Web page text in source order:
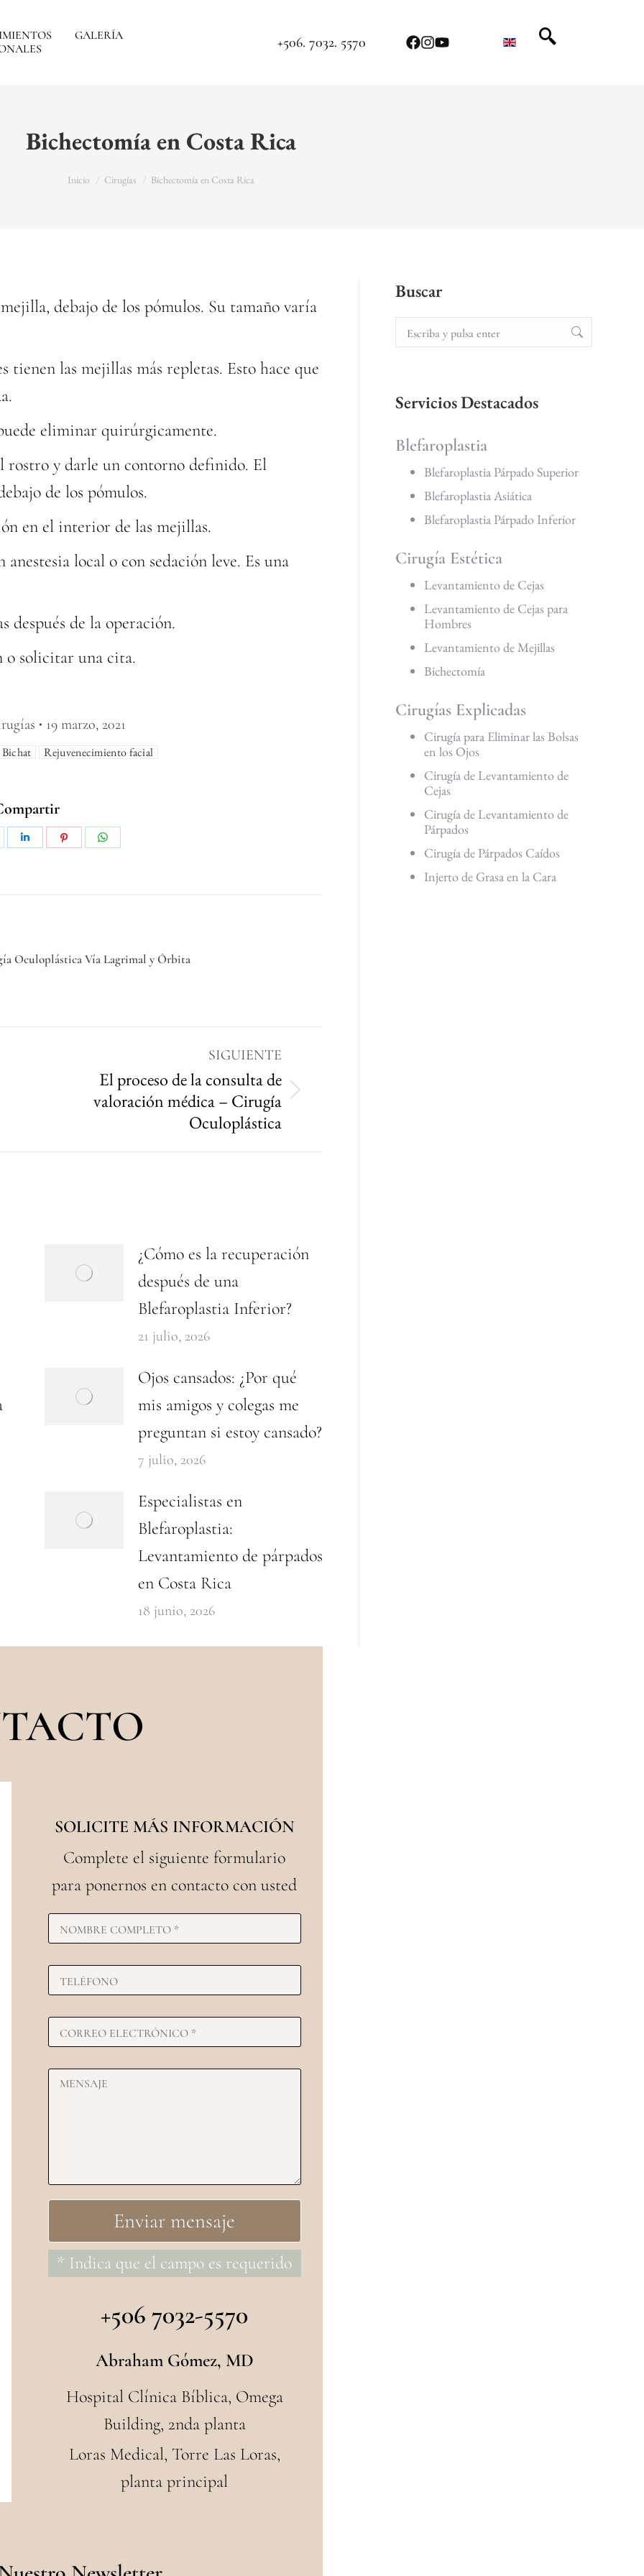
GALERÍA +506. 7032. 5570
Bichectomía en Costa Rica
You are here:
Inicio Cirugías Bichectomía en Costa Rica
debajo de los pómulos. Su tamaño varía
tienen las mejillas más repletas. Esto hace que
eliminar quirúrgicamente.
rostro y darle un contorno definido. El
de los pómulos.
en el interior de las mejillas.
local o con sedación leve. Es una
después de la operación.
solicitar una cita.
19 marzo, 2021
Bichat Rejuvenecimiento facial
Oculoplástica Vía Lagrimal y Órbita
SIGUIENTE
El proceso de la consulta de
valoración médica – Cirugía
Oculoplástica
¿Cómo es la recuperación
después de una
Blefaroplastia Inferior?
21 julio, 2026
Ojos cansados: ¿Por qué
mis amigos y colegas me
preguntan si estoy cansado?
7 julio, 2026
Especialistas en
Blefaroplastia:
Levantamiento de párpados
en Costa Rica
18 junio, 2026
Buscar
Servicios Destacados
Blefaroplastia
Blefaroplastia Párpado Superior
Blefaroplastia Asiática
Blefaroplastia Párpado Inferior
Cirugía Estética
Levantamiento de Cejas
Levantamiento de Cejas para
Hombres
Levantamiento de Mejillas
Bichectomía
Cirugías Explicadas
Cirugía para Eliminar las Bolsas
en los Ojos
Cirugía de Levantamiento de
Cejas
Cirugía de Levantamiento de
Párpados
Cirugía de Párpados Caídos
Injerto de Grasa en la Cara
SOLICITE MÁS INFORMACIÓN
Complete el siguiente formulario
para ponernos en contacto con usted
* Indica que el campo es requerido
+506 7032-5570
Abraham Gómez, MD
Hospital Clínica Bíblica, Omega
Building, 2nda planta
Loras Medical, Torre Las Loras,
planta principal